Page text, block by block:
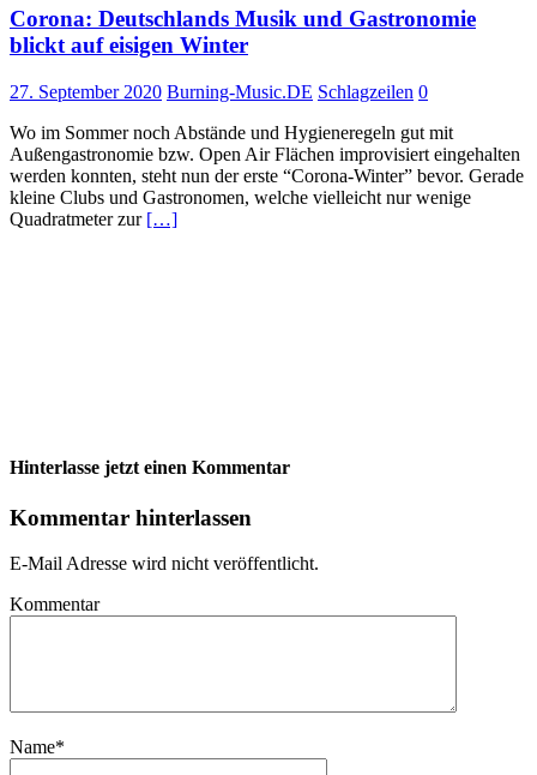
Corona: Deutschlands Musik und Gastronomie
blickt auf eisigen Winter
27. September 2020 Burning-Music.DE Schlagzeilen 0
Wo im Sommer noch Abstände und Hygieneregeln gut mit
Außengastronomie bzw. Open Air Flächen improvisiert eingehalten
werden konnten, steht nun der erste “Corona-Winter” bevor. Gerade
kleine Clubs und Gastronomen, welche vielleicht nur wenige
Quadratmeter zur […]
Hinterlasse jetzt einen Kommentar
Kommentar hinterlassen
E-Mail Adresse wird nicht veröffentlicht.
Kommentar
Name*